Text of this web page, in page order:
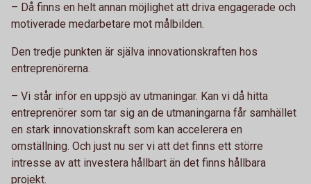
– Då finns en helt annan möjlighet att driva engagerade och
motiverade medarbetare mot målbilden.
Den tredje punkten är själva innovationskraften hos
entreprenörerna.
– Vi står inför en uppsjö av utmaningar. Kan vi då hitta
entreprenörer som tar sig an de utmaningarna får samhället
en stark innovationskraft som kan accelerera en
omställning. Och just nu ser vi att det finns ett större
intresse av att investera hållbart än det finns hållbara
projekt.